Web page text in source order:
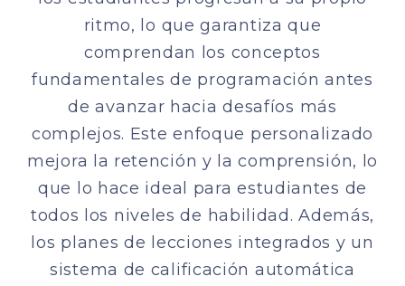
ritmo, lo que garantiza que
comprendan los conceptos
fundamentales de programación antes
de avanzar hacia desafíos más
complejos. Este enfoque personalizado
mejora la retención y la comprensión, lo
que lo hace ideal para estudiantes de
todos los niveles de habilidad. Además,
los planes de lecciones integrados y un
sistema de calificación automática